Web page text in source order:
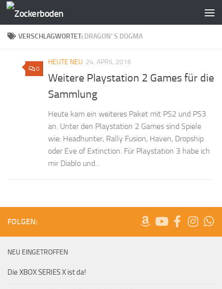
Zum Inhalt springen
VERSCHLAGWORTET: DRAGON’ S DOGMA
0
HEUTE NEU 24. APRIL 2016
Weitere Playstation 2 Games für die
Sammlung
Heute kam ein weiteres Paket mit PS2 und PS3
an. Unter den Playstation 2 Games sind Spiele
wie: Headhunter, Rally Fusion, Haven, Dropship
oder Eve of Extinction. Für Playstation 3 habe ich
mir Diablo und...
FOLGEN:
NEU EINGETROFFEN
Die XBOX SERIES X ist da!